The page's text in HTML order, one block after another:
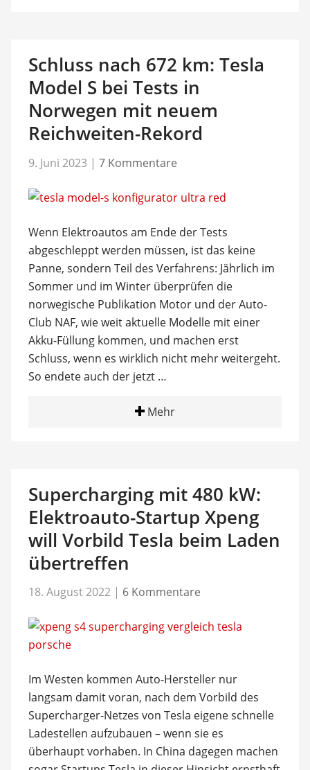
Schluss nach 672 km: Tesla
Model S bei Tests in
Norwegen mit neuem
Reichweiten-Rekord
9. Juni 2023 | 7 Kommentare
Wenn Elektroautos am Ende der Tests
abgeschleppt werden müssen, ist das keine
Panne, sondern Teil des Verfahrens: Jährlich im
Sommer und im Winter überprüfen die
norwegische Publikation Motor und der Auto-
Club NAF, wie weit aktuelle Modelle mit einer
Akku-Füllung kommen, und machen erst
Schluss, wenn es wirklich nicht mehr weitergeht.
So endete auch der jetzt …
Mehr
Supercharging mit 480 kW:
Elektroauto-Startup Xpeng
will Vorbild Tesla beim Laden
übertreffen
18. August 2022 | 6 Kommentare
Im Westen kommen Auto-Hersteller nur
langsam damit voran, nach dem Vorbild des
Supercharger-Netzes von Tesla eigene schnelle
Ladestellen aufzubauen – wenn sie es
überhaupt vorhaben. In China dagegen machen